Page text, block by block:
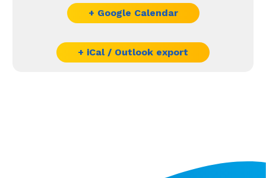
+ Google Calendar
+ iCal / Outlook export